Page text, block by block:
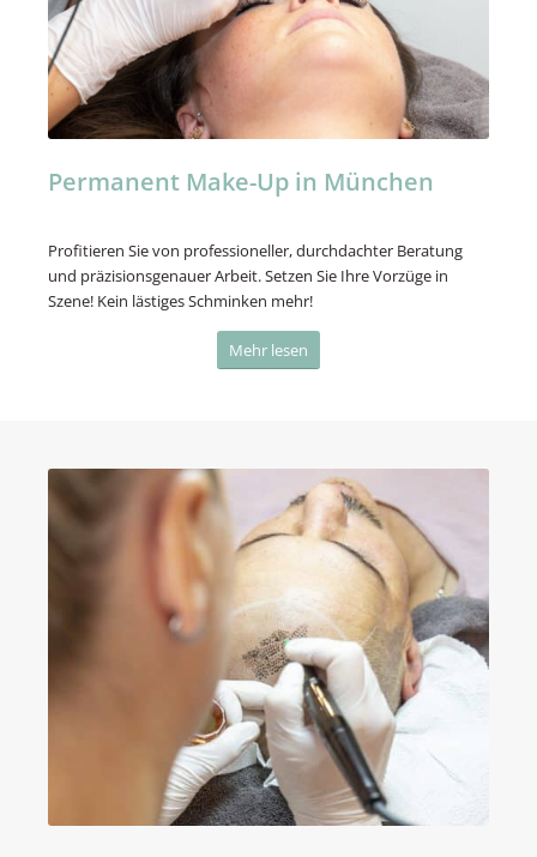
Permanent Make-Up in München
Profitieren Sie von professioneller, durchdachter Beratung
und präzisionsgenauer Arbeit. Setzen Sie Ihre Vorzüge in
Szene! Kein lästiges Schminken mehr!
Mehr lesen